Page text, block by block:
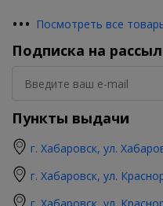
••• Посмотреть все
Подписка на
Пункты выдачи
г. Хабаровск, ул.
г. Хабаровск, ул.